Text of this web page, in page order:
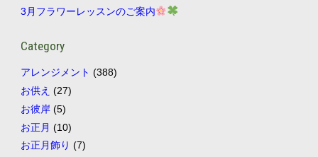
3月フラワーレッスンのご案内
Category
アレンジメント (388)
お供え (27)
お彼岸(5)
お正月 (10)
お正月飾り (7)